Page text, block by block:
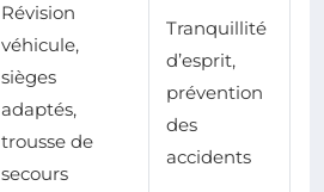
Révision
véhicule,
sièges
adaptés,
trousse de
secours
Tranquillité
d’esprit,
prévention
des
accidents